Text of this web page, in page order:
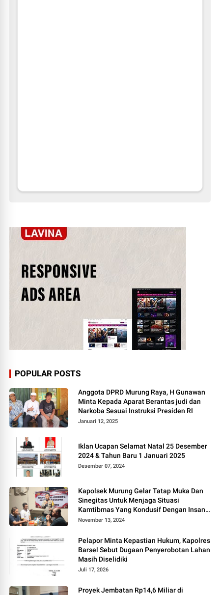
POPULAR POSTS
Anggota DPRD Murung Raya, H Gunawan
Minta Kepada Aparat Berantas judi dan
Narkoba Sesuai Instruksi Presiden RI
Januari 12, 2025
Iklan Ucapan Selamat Natal 25 Desember
2024 & Tahun Baru 1 Januari 2025
Desember 07, 2024
Kapolsek Murung Gelar Tatap Muka Dan
Sinegitas Untuk Menjaga Situasi
Kamtibmas Yang Kondusif Dengan Insan
Pers
November 13, 2024
Pelapor Minta Kepastian Hukum, Kapolres
Barsel Sebut Dugaan Penyerobotan Lahan
Masih Diselidiki
Juli 17, 2026
Proyek Jembatan Rp14,6 Miliar di